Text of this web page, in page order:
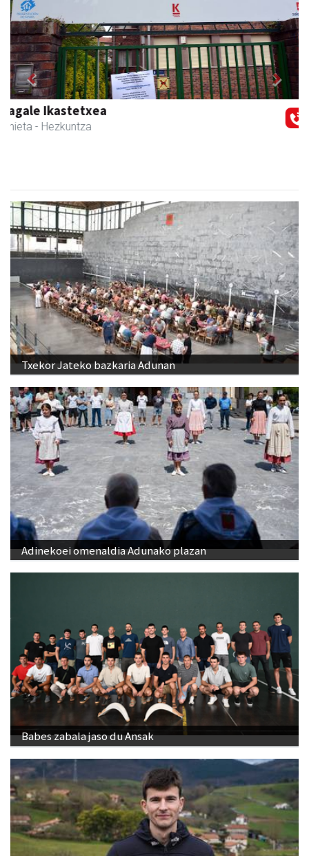
Azkain motoak
Andoain - Motor dendak
Previous Next
Txekor Jateko bazkaria Adunan
Adinekoei omenaldia Adunako plazan
Babes zabala jaso du Ansak